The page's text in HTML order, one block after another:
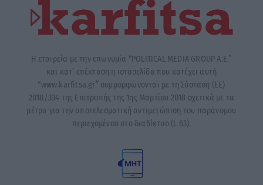
Η εταιρεία με την επωνυμία “POLITICAL MEDIA GROUP A.E.”
και κατ’ επέκταση η ιστοσελίδα που κατέχει αυτή
“www.karfitsa.gr” συμμορφώνονται με τη Σύσταση (ΕΕ)
2018/334 της Επιτροπής της 1ης Μαρτίου 2018 σχετικά με τα
μέτρα για την αποτελεσματική αντιμετώπιση του παράνομου
περιεχομένου στο διαδίκτυο (L 63).